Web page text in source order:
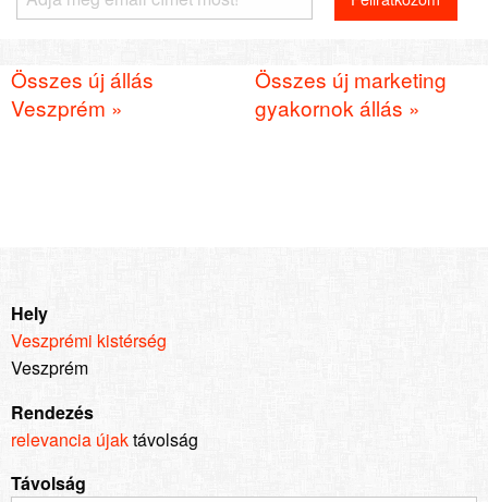
Összes új állás
Veszprém »
Összes új marketing
gyakornok állás »
Hely
Veszprémi kistérség
Veszprém
Rendezés
relevancia újaktávolság
Távolság